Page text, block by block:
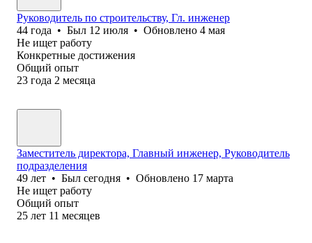
Руководитель по строительству, Гл. инженер
44 года • Был 12 июля • Обновлено 4 мая
Не ищет работу
Конкретные достижения
Общий опыт
23 года 2 месяца
Заместитель директора, Главный инженер, Руководитель
подразделения
49 лет • Был сегодня • Обновлено 17 марта
Не ищет работу
Общий опыт
25 лет 11 месяцев